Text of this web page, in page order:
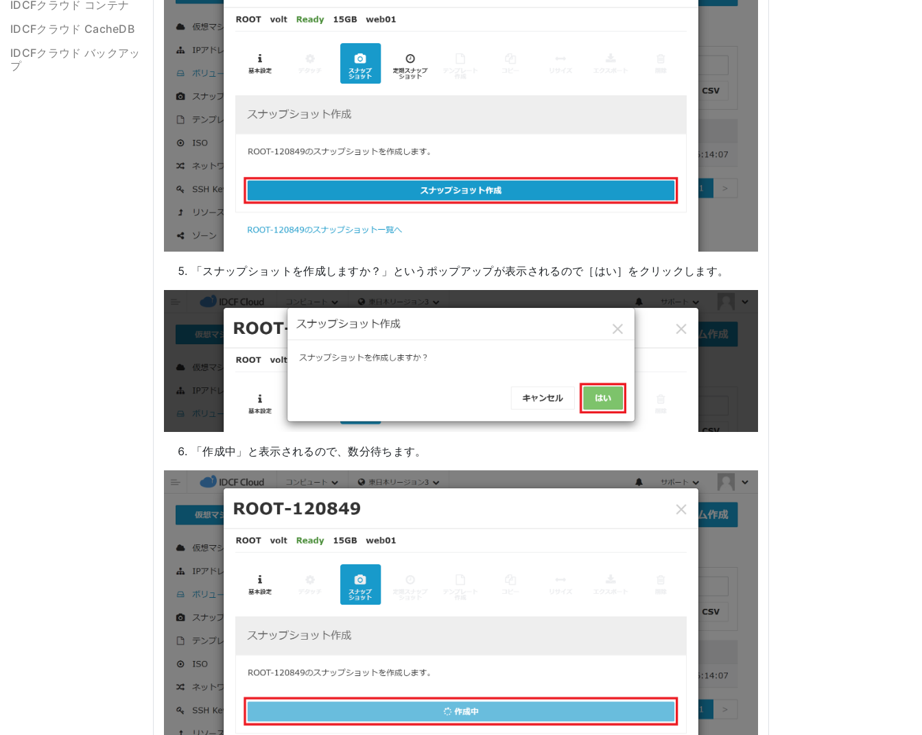
IDCFクラウド コンテナ
IDCFクラウド CacheDB
IDCFクラウド バックアッ
プ
「スナップショットを作成しますか？」というポップアップが表示されるので［はい］をクリックします。
「作成中」と表示されるので、数分待ちます。